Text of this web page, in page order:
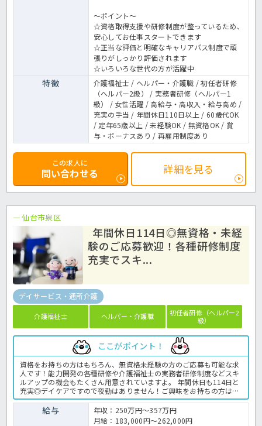
～ポイント～
☆資格取得支援や研修制度が整っているため、
安心してお仕事スタートできます
☆正当な評価と明確なキャリアパス制度で頑
張りがしっかり評価されます
☆いろいろな世代の方が活躍中
特徴
介護福祉士 / ヘルパー・介護職 / 初任者研修
（ヘルパー2級） / 実務者研修（ヘルパー1
級） / 女性活躍 / 高給与・高収入・給与高め /
充実の手当 / 年間休日110日以上 / 60歳代OK
/ 定年65歳以上 / 未経験OK / 無資格OK / 賞
与・ボーナスあり / 再雇用制度あり
この求人に
問い合わせる 詳細を見る
仙台市泉区
年間休日114日◎無資格・未経
験のご応募歓迎！各種研修制度
充実でスキ...
デイサービス・通所介護
介護福祉士 ヘルパー・介護職
初任者研修（ヘルパー2
級）
ここがポイント！
資格をお持ちの方はもちろん、無資格未経験の方のご応募も可能な求
人です！能力開発の各種研修や介護福祉士の実務者研修制度などスキ
ルアップの機会もたくさん用意されていますよ。 年間休日も114日と
充実◎デイケアですので夜勤はありません！ご興味をお持ちの方はほ
っ介護までお問合せ下さいね♪デイケアでの介護業務全般です。 ＜介
護職 正職員 デイケアの求人＞
給与
年収：250万円～357万円
月給：183,000円～262,000円